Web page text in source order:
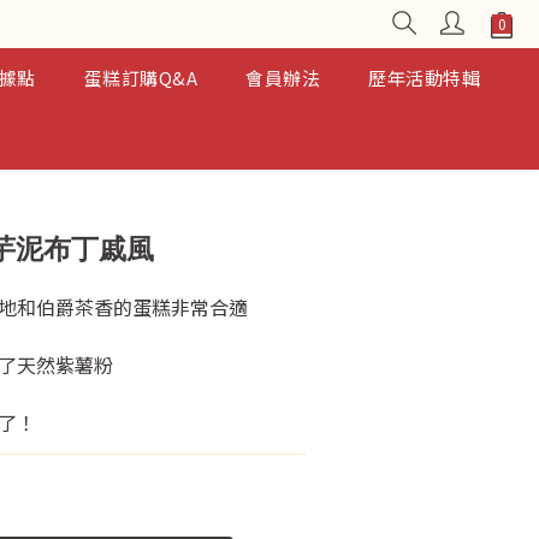
點 蛋糕訂購Q&A 會員辦法 歷年活動特輯
泥布丁戚風
和伯爵茶香的蛋糕非常合適
天然紫薯粉
！